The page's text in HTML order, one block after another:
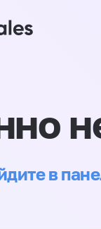
в